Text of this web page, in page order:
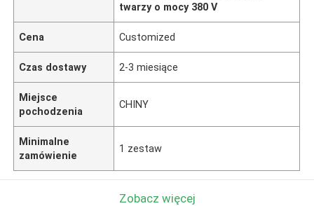
twarzy o mocy 380 V
Cena Customized
Czas dostawy 2-3 miesiące
Miejsce
pochodzenia
CHINY
Minimalne
zamówienie
1 zestaw
Zobacz więcej